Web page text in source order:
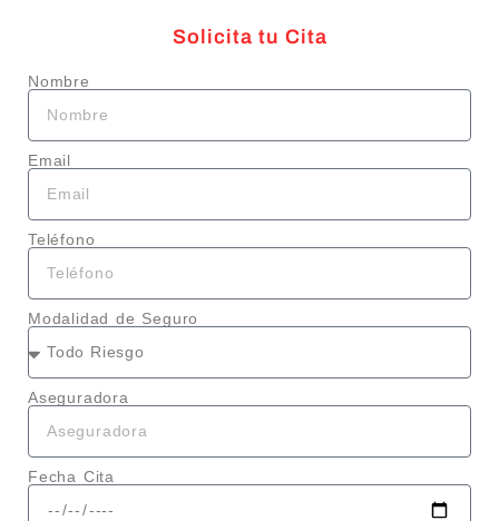
Solicita tu Cita
Nombre
Email
Teléfono
Modalidad de Seguro
Aseguradora
Fecha Cita